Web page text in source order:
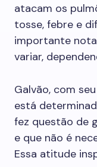
atacam os
tosse, febre e
importante
variar,
Galvão, com
está
fez questão de
e que não é
Essa atitude